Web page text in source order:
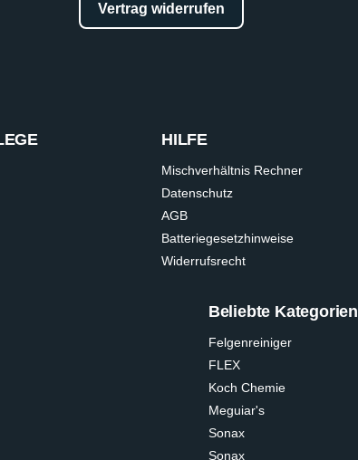
Vertrag widerrufen
HILFE
Mischverhältnis Rechner
Datenschutz
AGB
Batteriegesetzhinweise
Widerrufsrecht
Beliebte Kategorien
Felgenreiniger
FLEX
Koch Chemie
Meguiar's
Sonax
Sonax